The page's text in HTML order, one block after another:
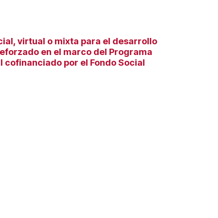
virtual o mixta para el desarrollo
en el marco del Programa
por el Fondo Social